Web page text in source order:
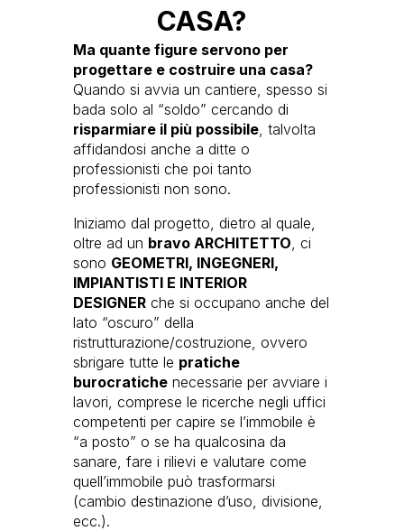
CASA?
Ma quante figure servono per
progettare e costruire una casa?
Quando si avvia un cantiere, spesso si
bada solo al “soldo” cercando di
risparmiare il più possibile, talvolta
affidandosi anche a ditte o
professionisti che poi tanto
professionisti non sono.
Iniziamo dal progetto, dietro al quale,
oltre ad un bravo ARCHITETTO , ci
sono GEOMETRI, INGEGNERI,
IMPIANTISTI E INTERIOR
DESIGNERche si occupano anche del
lato “oscuro” della
ristrutturazione/costruzione, ovvero
sbrigare tutte le pratiche
burocratichenecessarie per avviare i
lavori, comprese le ricerche negli uffici
competenti per capire se l’immobile è
“a posto” o se ha qualcosina da
sanare, fare i rilievi e valutare come
quell’immobile può trasformarsi
(cambio destinazione d’uso, divisione,
ecc.).